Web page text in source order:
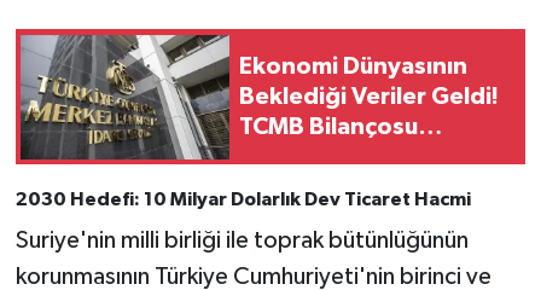
Ekonomi Dünyasının
Beklediği Veriler Geldi!
TCMB Bilançosu
2030 Hedefi: 10 Milyar Dolarlık Dev Ticaret Hacmi
Suriye'nin milli birliği ile toprak bütünlüğünün
korunmasının Türkiye Cumhuriyeti'nin birinci ve